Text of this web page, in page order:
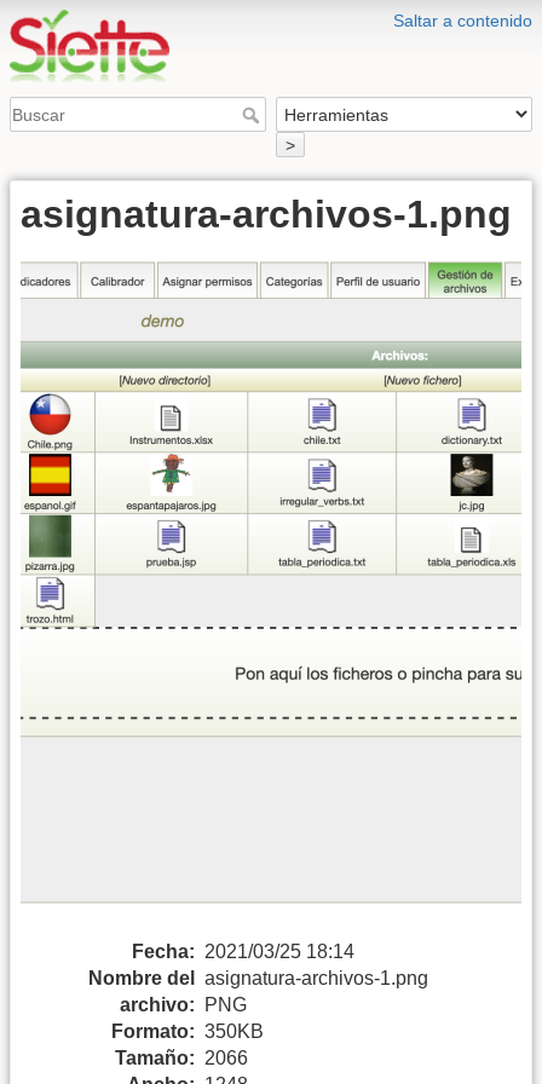
Saltar a contenido
>
asignatura-archivos-1.png
Fecha: 2021/03/25 18:14
Nombre del
archivo:
asignatura-archivos-1.png
Formato:
PNG
Tamaño:
350KB
2066